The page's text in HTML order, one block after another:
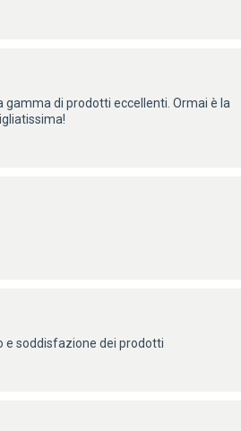
gamma di prodotti eccellenti. Ormai è la
e soddisfazione dei prodotti